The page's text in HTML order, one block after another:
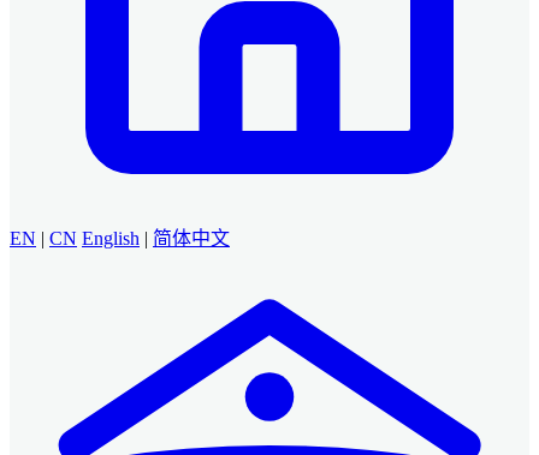
EN | CN English | 简体中文